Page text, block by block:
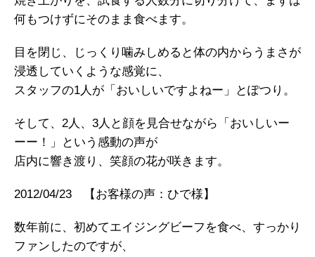
何もつけずにそのまま食べます。
目を閉じ、じっくり噛みしめると体の内からうまさが
浸透していくような感覚に、
スタッフの1人が「おいしいですよねー」とぽつり。
そして、2人、3人と顔を見合せながら「おいしいー
ーー！」という感動の声が
店内に響き渡り、笑顔の花が咲きます。
2012/04/23 【お客様の声：ひで様】
数年前に、初めてエイジングビーフを食べ、すっかり
ファンしたのですが、